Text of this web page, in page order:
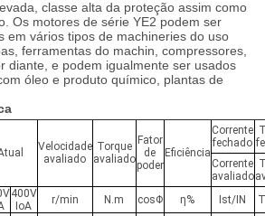
classe alta da proteção assim como
Os motores de série YE2 podem ser
em vários tipos de machineries do uso
ferramentas do machin, compressores,
diante, e podem igualmente ser usados
óleo e produto químico, plantas de
Velocidade
avaliado
Torque
avaliado
Fator
de
poder
Eficiência
Corrente
fechado
Corrente
avaliado
400V
IoA
r/min N.m cosΦ η% Ist/IN